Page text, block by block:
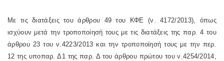
Με τις διατάξεις του άρθρου 49 του ΚΦΕ (ν. 4172/2013), όπως
ισχύουν μετά την τροποποίησή τους με τις διατάξεις της παρ. 4 του
άρθρου 23 του ν.4223/2013 και την τροποποίησή τους με την περ.
12 της υποπαρ. Δ1 της παρ. Δ του άρθρου πρώτου του ν.4254/2014,